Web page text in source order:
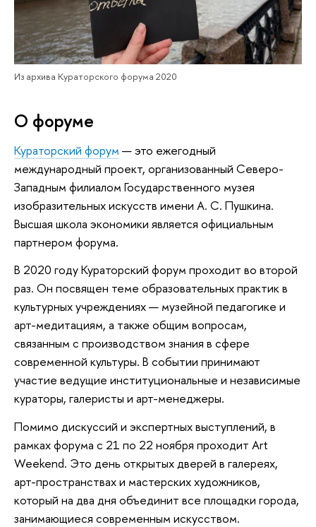
Из архива Кураторского форума 2020
О форуме
Кураторский форум — это ежегодный
международный проект, организованный Северо-
Западным филиалом Государственного музея
изобразительных искусств имени А. С. Пушкина.
Высшая школа экономики является официальным
партнером форума.
В 2020 году Кураторский форум проходит во второй
раз. Он посвящен теме образовательных практик в
культурных учреждениях — музейной педагогике и
арт-медитациям, а также общим вопросам,
связанным с производством знания в сфере
современной культуры. В событии принимают
участие ведущие институциональные и независимые
кураторы, галеристы и арт-менеджеры.
Помимо дискуссий и экспертных выступлений, в
рамках форума с 21 по 22 ноября проходит Art
Weekend. Это день открытых дверей в галереях,
арт-пространствах и мастерских художников,
который на два дня объединит все площадки города,
занимающиеся современным искусством.